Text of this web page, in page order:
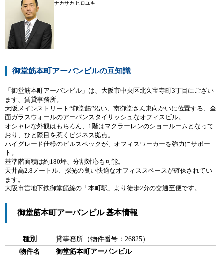
ナカサカ ヒロユキ
御堂筋本町アーバンビルの豆知識
「御堂筋本町アーバンビル」は、大阪市中央区北久宝寺町3丁目にござい
ます、賃貸事務所。
大阪メインストリート“御堂筋”沿い、南御堂さん東向かいに位置する、全
面ガラスウォールのアーバンスタイリッシュなオフィスビル。
オシャレな外観はもちろん、1階はマクラーレンのショールームとなって
おり、ひと際目を惹くビジネス拠点。
ハイグレード仕様のビルスペックが、オフィスワーカーを強力にサポー
ト。
基準階面積は約180坪、分割対応も可能。
天井高2.8メートル、採光の良い快適なオフィススペースが確保されてい
ます。
大阪市営地下鉄御堂筋線の「本町駅」より徒歩2分の交通至便です。
御堂筋本町アーバンビル 基本情報
種別
貸事務所（物件番号：26825）
物件名
御堂筋本町アーバンビル